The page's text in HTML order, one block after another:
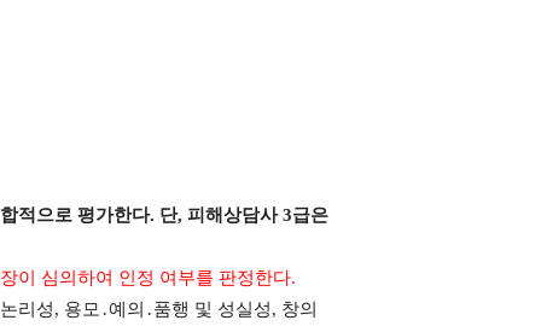
적으로 평가한다. 단, 피해상담사3급은
이 심의하여 인정 여부를 판정한다.
리성, 용모 ․예의 ․품행 및 성실성, 창의